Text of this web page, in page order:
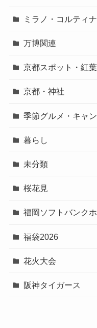
ミラノ・コルティ
万博関連
京都スポット・紅葉
京都・神社
季節グルメ・キャ
暮らし
未分類
桜花見
福岡ソフトバンク
福袋2026
花火大会
阪神タイガース